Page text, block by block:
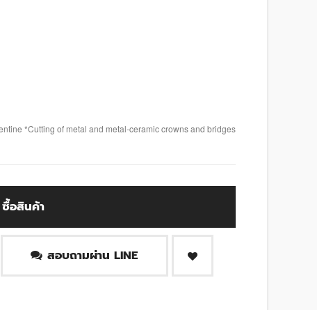
*Cutting of metal and metal-ceramic crowns and bridges
ซื้อสินค้า
สอบถามผ่าน LINE